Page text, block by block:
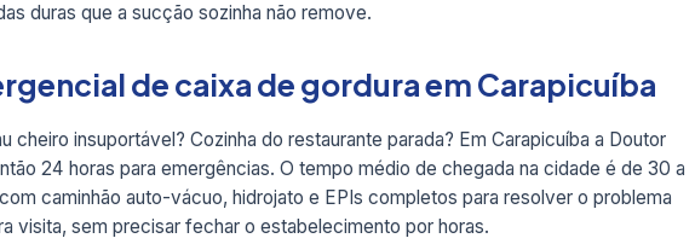
duras que a sucção sozinha não remove.
de caixa de gordura em Carapicuíba
cheiro insuportável? Cozinha do restaurante parada? Em Carapicuíba a Doutor
24 horas para emergências. O tempo médio de chegada na cidade é de 30 a
caminhão auto-vácuo, hidrojato e EPIs completos para resolver o problema
visita, sem precisar fechar o estabelecimento por horas.